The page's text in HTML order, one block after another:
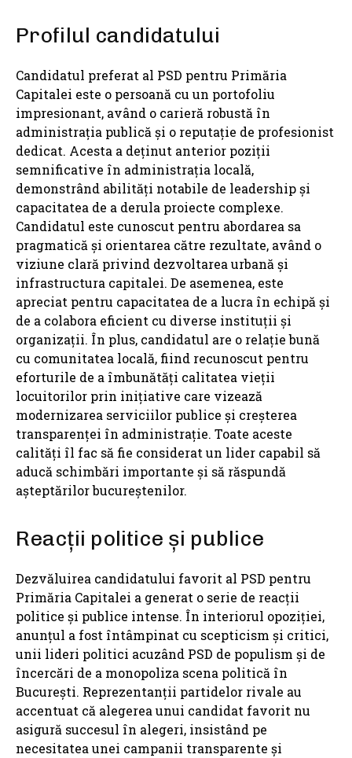
Profilul candidatului
Candidatul preferat al PSD pentru Primăria
Capitalei este o persoană cu un portofoliu
impresionant, având o carieră robustă în
administrația publică și o reputație de profesionist
dedicat. Acesta a deținut anterior poziții
semnificative în administrația locală,
demonstrând abilități notabile de leadership și
capacitatea de a derula proiecte complexe.
Candidatul este cunoscut pentru abordarea sa
pragmatică și orientarea către rezultate, având o
viziune clară privind dezvoltarea urbană și
infrastructura capitalei. De asemenea, este
apreciat pentru capacitatea de a lucra în echipă și
de a colabora eficient cu diverse instituții și
organizații. În plus, candidatul are o relație bună
cu comunitatea locală, fiind recunoscut pentru
eforturile de a îmbunătăți calitatea vieții
locuitorilor prin inițiative care vizează
modernizarea serviciilor publice și creșterea
transparenței în administrație. Toate aceste
calități îl fac să fie considerat un lider capabil să
aducă schimbări importante și să răspundă
așteptărilor bucureștenilor.
Reacții politice și publice
Dezvăluirea candidatului favorit al PSD pentru
Primăria Capitalei a generat o serie de reacții
politice și publice intense. În interiorul opoziției,
anunțul a fost întâmpinat cu scepticism și critici,
unii lideri politici acuzând PSD de populism și de
încercări de a monopoliza scena politică în
București. Reprezentanții partidelor rivale au
accentuat că alegerea unui candidat favorit nu
asigură succesul în alegeri, insistând pe
necesitatea unei campanii transparente și